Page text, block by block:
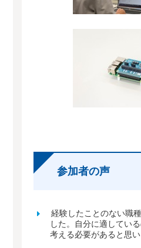
参加者の声
経験したことのない職
した。自分に適してい
考える必要があると思い